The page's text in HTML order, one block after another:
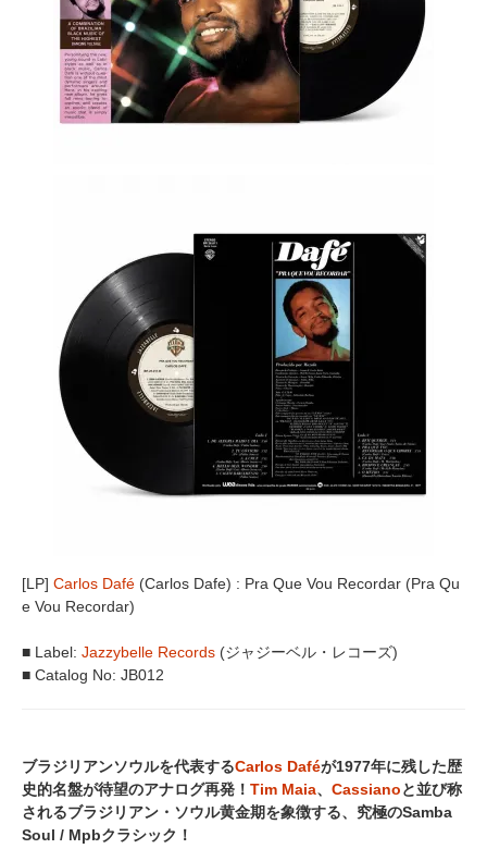
[LP] Carlos Dafé (Carlos Dafe) : Pra Que Vou Recordar (Pra Qu
e Vou Recordar)
■ Label: Jazzybelle Records (ジャジーベル・レコーズ)
■ Catalog No: JB012
ブラジリアンソウルを代表するCarlos Daféが1977年に残した歴
史的名盤が待望のアナログ再発！ Tim Maia、 Cassianoと並び称
されるブラジリアン・ソウル黄金期を象徴する、究極のSamba
Soul / Mpbクラシック！